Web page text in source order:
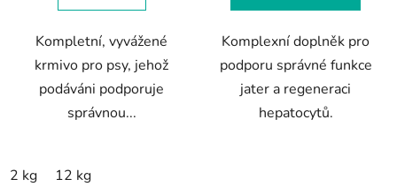
Kompletní, vyvážené
krmivo pro psy, jehož
podáváni podporuje
správnou...
2 kg 12 kg
Komplexní doplněk pro
podporu správné funkce
jater a regeneraci
hepatocytů.